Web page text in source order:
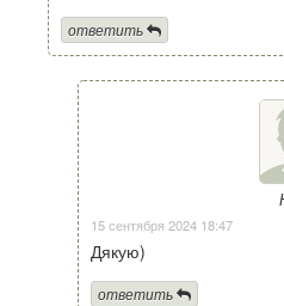
ответить
15 сентября 2024 18:47
Дякую)
ответить